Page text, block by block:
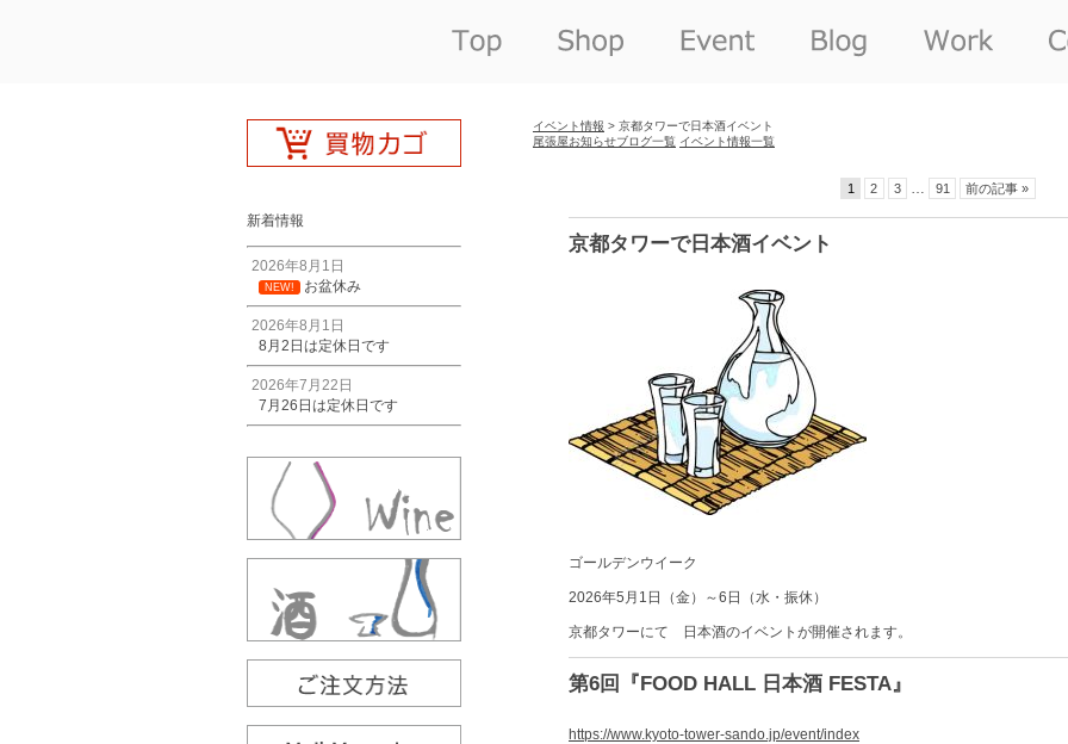
新着情報
2026年8月1日
NEW! お盆休み
2026年8月1日
8月2日は定休日です
2026年7月22日
7月26日は定休日です
イベント情報 > 京都タワーで日本酒イベント
尾張屋お知らせブログ一覧 イベント情報一覧
1 2 3 … 91 前の記事 »
京都タワーで日本酒イベント
ゴールデンウイーク
2026年5月1日（金）～6日（水・振休）
京都タワーにて 日本酒のイベントが開催されます。
第6回『FOOD HALL 日本酒 FESTA』
https://www.kyoto-tower-sando.jp/event/index